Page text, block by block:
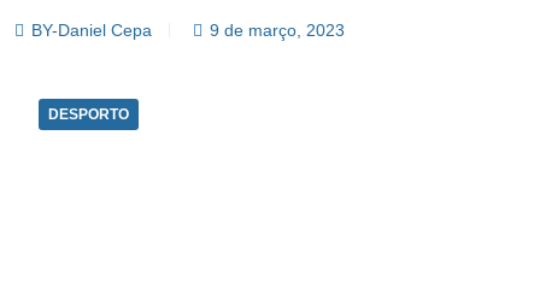
BY-Daniel Cepa 9 de março, 2023
DESPORTO